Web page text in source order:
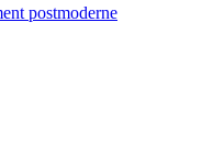
postmoderne